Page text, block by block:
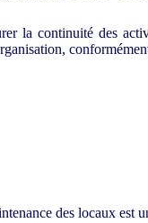
la continuité des
des locaux est